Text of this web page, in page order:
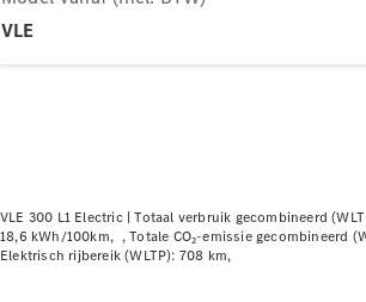
Plug-in-hybride modellen
Alle Berline
VLE
VLE 300 L1 Electric |Totaal verbruik gecombineerd
18,6 kWh/100km
Totale CO₂-emissie gecombineerd
Elektrisch rijbereik (WLTP): 708 km